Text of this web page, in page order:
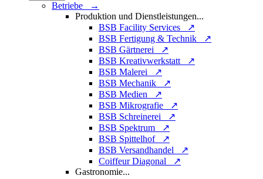
Betriebe →
Produktion und Dienstleistungen...
BSB Facility Services ↗
BSB Fertigung & Technik ↗
BSB Gärtnerei ↗
BSB Kreativwerkstatt ↗
BSB Malerei ↗
BSB Mechanik ↗
BSB Medien ↗
BSB Mikrografie ↗
BSB Schreinerei ↗
BSB Spektrum ↗
BSB Spittelhof ↗
BSB Versandhandel ↗
Coiffeur Diagonal ↗
Gastronomie...